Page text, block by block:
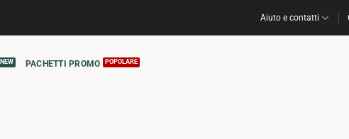
Aiuto e contatti
PACHETTI PROMO